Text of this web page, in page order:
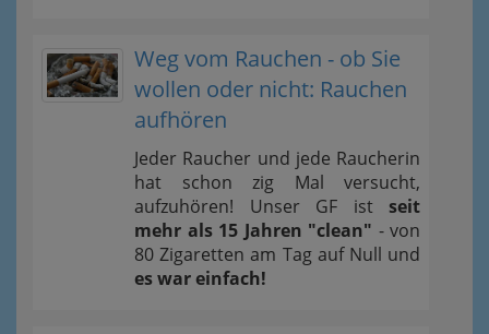
Weg vom Rauchen - ob Sie
wollen oder nicht: Rauchen
aufhören
Jeder Raucher und jede Raucherin
hat schon zig Mal versucht,
aufzuhören! Unser GF ist seit
mehr als 15 Jahren "clean" - von
80 Zigaretten am Tag auf Null und
es war einfach!